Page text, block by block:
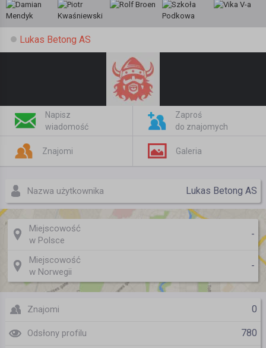
Lukas Betong AS
Napisz
wiadomość
Zaproś
do znajomych
Znajomi Galeria
Nazwa użytkownika Lukas Betong AS
Miejscowość
w Polsce
-
Miejscowość
w Norwegii
-
Znajomi 0
Odsłony profilu 780